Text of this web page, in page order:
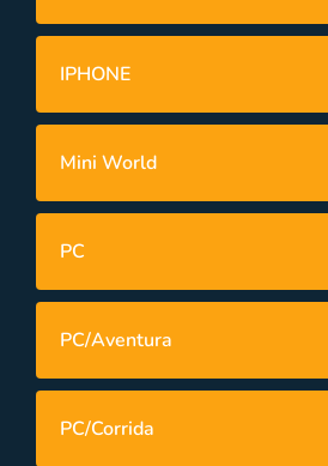
IPHONE
Mini World
PC
PC/Aventura
PC/Corrida